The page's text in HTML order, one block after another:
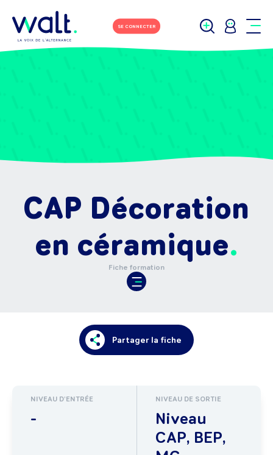
SE CONNECTER
CAP Décoration
en céramique
Fiche formation
Partager la fiche
NIVEAU D'ENTRÉE
-
NIVEAU DE SORTIE
Niveau
CAP, BEP,